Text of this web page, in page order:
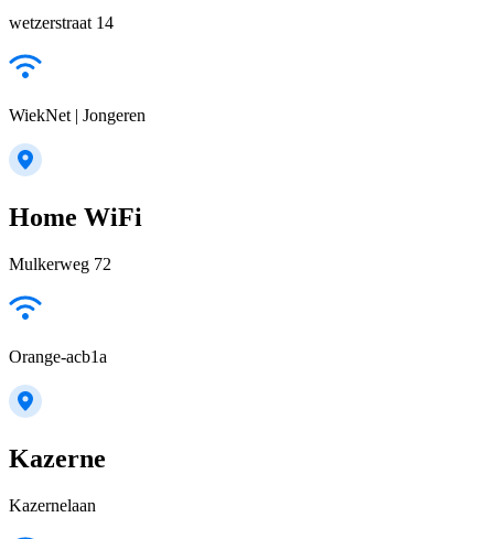
wetzerstraat 14
WiekNet | Jongeren
Home WiFi
Mulkerweg 72
Orange-acb1a
Kazerne
Kazernelaan